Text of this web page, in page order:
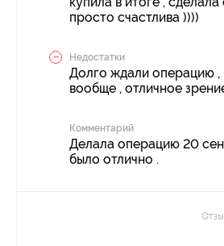
просто счастлива ))))
Недостатки
Долго ждали операцию ,
вообще , отличное
Комментарий
Делала операцию 20
было отлично .